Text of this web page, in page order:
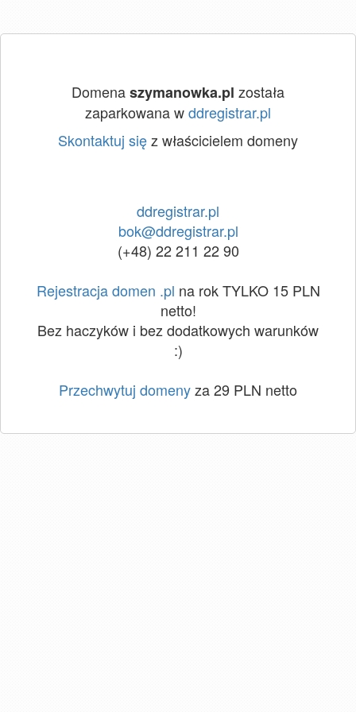
Domenaszymanowka.pl została
zaparkowana wddregistrar.pl
Skontaktuj sięz właścicielem domeny
ddregistrar.pl
bok@ddregistrar.pl
(+48) 22 211 22 90
Rejestracja domen .pl na rok TYLKO 15 PLN
netto!
Bez haczyków i bez dodatkowych warunków
:)
Przechwytuj domenyza 29 PLN netto